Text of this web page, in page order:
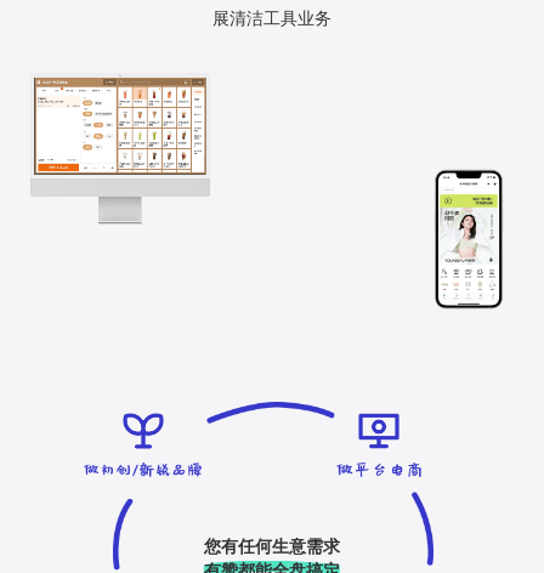
展清洁工具业务
您有任何生意需求